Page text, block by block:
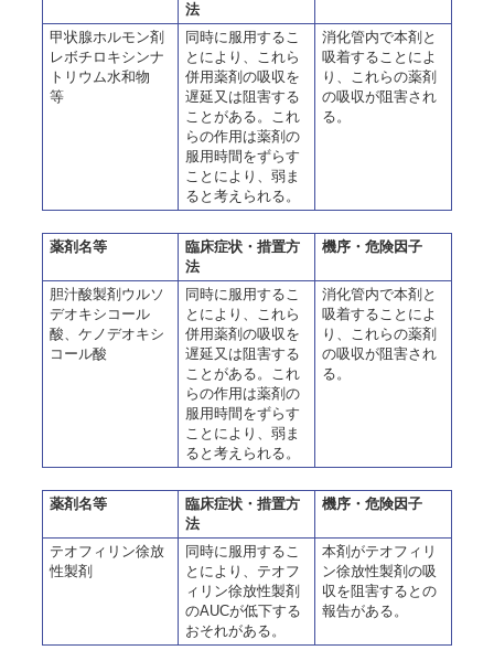
法
甲状腺ホルモン剤
レボチロキシンナ
トリウム水和物
等
同時に服用するこ
とにより、これら
併用薬剤の吸収を
遅延又は阻害する
ことがある。これ
らの作用は薬剤の
服用時間をずらす
ことにより、弱ま
ると考えられる。
消化管内で本剤と
吸着することによ
り、これらの薬剤
の吸収が阻害され
る。
薬剤名等
臨床症状・措置方
法
機序・危険因子
胆汁酸製剤ウルソ
デオキシコール
酸、ケノデオキシ
コール酸
同時に服用するこ
とにより、これら
併用薬剤の吸収を
遅延又は阻害する
ことがある。これ
らの作用は薬剤の
服用時間をずらす
ことにより、弱ま
ると考えられる。
消化管内で本剤と
吸着することによ
り、これらの薬剤
の吸収が阻害され
る。
薬剤名等
臨床症状・措置方
法
機序・危険因子
テオフィリン徐放
性製剤
同時に服用するこ
とにより、テオフ
ィリン徐放性製剤
のAUCが低下する
おそれがある。
本剤がテオフィリ
ン徐放性製剤の吸
収を阻害するとの
報告がある。